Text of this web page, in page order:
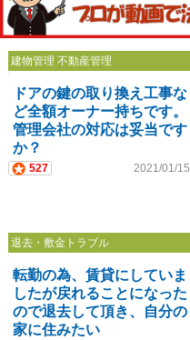
建物管理 不動産管理
ドアの鍵の取り換え工事な
ど全額オーナー持ちです。
管理会社の対応は妥当です
か？
527 2021/01/15
退去・敷金トラブル
転勤の為、賃貸にしていま
したが戻れることになった
ので退去して頂き、自分の
家に住みたい